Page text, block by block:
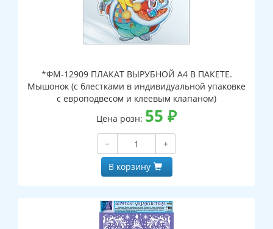
*ФМ-12909 ПЛАКАТ ВЫРУБНОЙ А4 В ПАКЕТЕ.
Мышонок (с блестками в индивидуальной упаковке
с европодвесом и клеевым клапаном)
Цена розн: 55 ₽
−
+
В корзину